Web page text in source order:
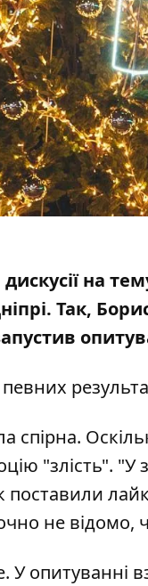
на
Так,
спірна.
"злість". "У
не
У опитуванні